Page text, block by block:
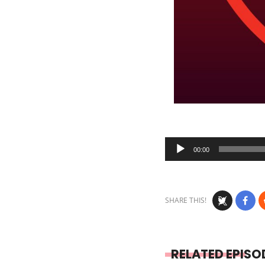
Audio
Player
00:00
SHARE THIS!
RELATED